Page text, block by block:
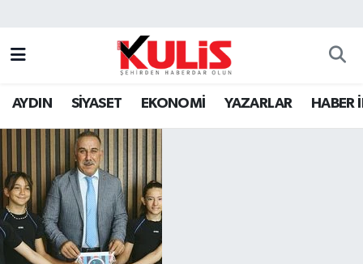
AYDIN SİYASET EKONOMİ YAZARLAR HABER